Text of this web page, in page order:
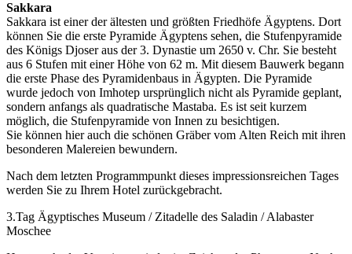
Sakkara
Sakkara ist einer der ältesten und größten Friedhöfe Ägyptens. Dort
können Sie die erste Pyramide Ägyptens sehen, die Stufenpyramide
des Königs Djoser aus der 3. Dynastie um 2650 v. Chr. Sie besteht
aus 6 Stufen mit einer Höhe von 62 m. Mit diesem Bauwerk begann
die erste Phase des Pyramidenbaus in Ägypten. Die Pyramide
wurde jedoch von Imhotep ursprünglich nicht als Pyramide geplant,
sondern anfangs als quadratische Mastaba. Es ist seit kurzem
möglich, die Stufenpyramide von Innen zu besichtigen.
Sie können hier auch die schönen Gräber vom Alten Reich mit ihren
besonderen Malereien bewundern.
Nach dem letzten Programmpunkt dieses impressionsreichen Tages
werden Sie zu Ihrem Hotel zurückgebracht.
3.Tag Ägyptisches Museum / Zitadelle des Saladin / Alabaster
Moschee